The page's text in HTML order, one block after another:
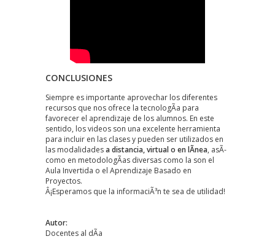
CONCLUSIONES
Siempre es importante aprovechar los diferentes
recursos que nos ofrece la tecnologÃ­a para
favorecer el aprendizaje de los alumnos. En este
sentido, los videos son una excelente herramienta
para incluir en las clases y pueden ser utilizados en
las modalidadesa distancia, virtual o en lÃ­nea, asÃ­
como en metodologÃ­as diversas como la son el
Aula Invertida o el Aprendizaje Basado en
Proyectos.
Â¡Esperamos que la informaciÃ³n te sea de utilidad!
Autor:
Docentes al dÃ­a